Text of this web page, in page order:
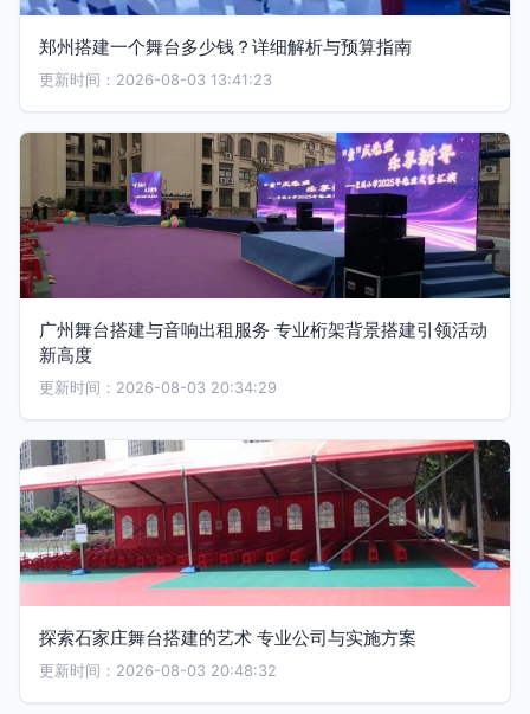
郑州搭建一个舞台多少钱？详细解析与预算指南
更新时间：2026-08-03 13:41:23
广州舞台搭建与音响出租服务 专业桁架背景搭建引领活动
新高度
更新时间：2026-08-03 20:34:29
探索石家庄舞台搭建的艺术 专业公司与实施方案
更新时间：2026-08-03 20:48:32